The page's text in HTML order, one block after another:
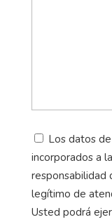
Los datos
incorporados a
responsabilidad
legítimo de
Usted podrá